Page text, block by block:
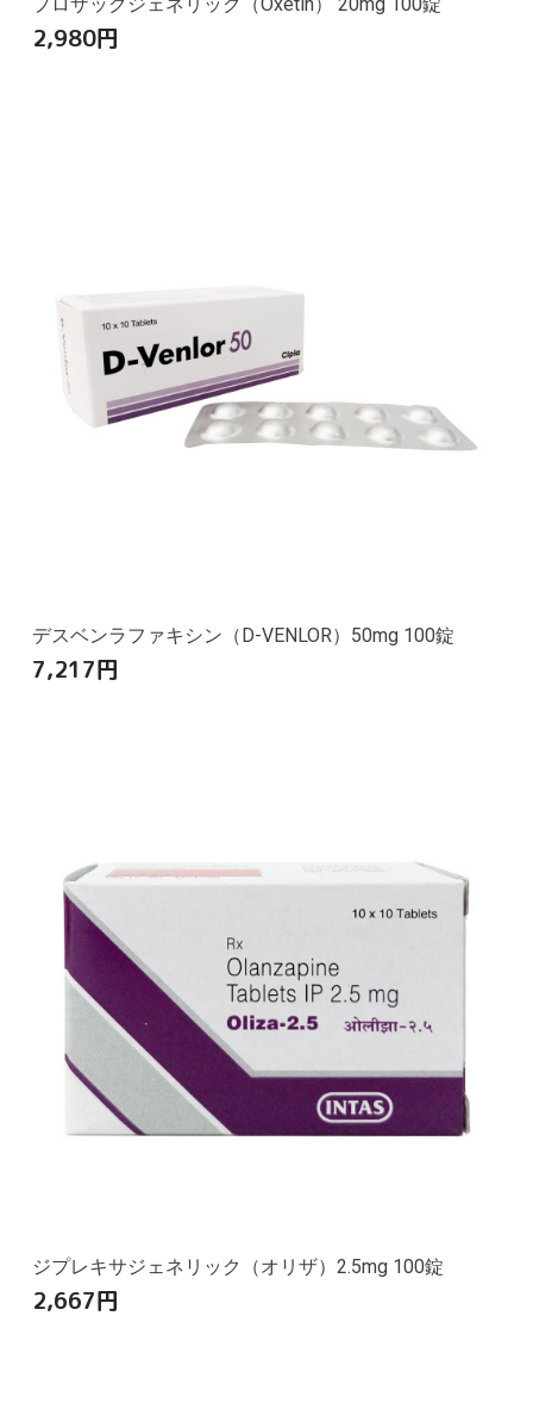
2,980円
デスベンラファキシン（D-VENLOR）50mg 100錠
7,217円
ジプレキサジェネリック（オリザ）2.5mg 100錠
2,667円